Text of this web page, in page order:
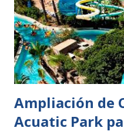
Ampliación de
Acuatic Park